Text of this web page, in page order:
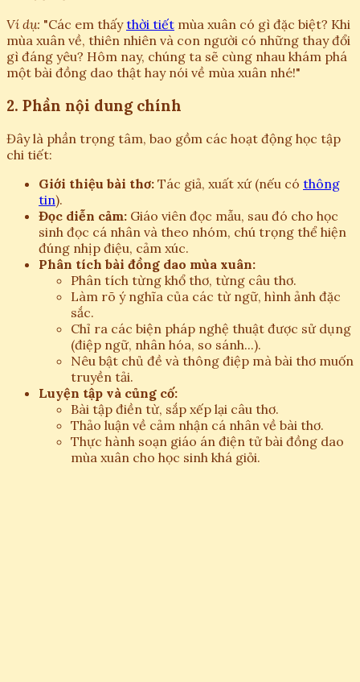
Ví dụ: "Các em thấythời tiết mùa xuân có gì đặc biệt? Khi
mùa xuân về, thiên nhiên và con người có những thay đổi
gì đáng yêu? Hôm nay, chúng ta sẽ cùng nhau khám phá
một bài đồng dao thật hay nói về mùa xuân nhé!"
2. Phần nội dung chính
Đây là phần trọng tâm, bao gồm các hoạt động học tập
chi tiết:
Giới thiệu bài thơ: Tác giả, xuất xứ (nếu có thông
tin).
Đọc diễn cảm: Giáo viên đọc mẫu, sau đó cho học
sinh đọc cá nhân và theo nhóm, chú trọng thể hiện
đúng nhịp điệu, cảm xúc.
Phân tích bài đồng dao mùa xuân:
Phân tích từng khổ thơ, từng câu thơ.
Làm rõ ý nghĩa của các từ ngữ, hình ảnh đặc
sắc.
Chỉ ra các biện pháp nghệ thuật được sử dụng
(điệp ngữ, nhân hóa, so sánh...).
Nêu bật chủ đề và thông điệp mà bài thơ muốn
truyền tải.
Luyện tập và củng cố:
Bài tập điền từ, sắp xếp lại câu thơ.
Thảo luận về cảm nhận cá nhân về bài thơ.
Thực hành soạn giáo án điện tử bài đồng dao
mùa xuân cho học sinh khá giỏi.